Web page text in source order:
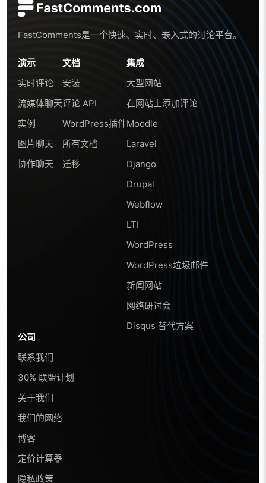
FastComments是一个快速、实时、嵌入式的讨论平台。
演示
实时评论
流媒体聊天
实例
图片聊天
协作聊天
文档
安装
评论 API
WordPress插件
所有文档
迁移
集成
大型网站
在网站上添加评论
Moodle
Laravel
Django
Drupal
Webflow
LTI
WordPress
WordPress垃圾邮件
新闻网站
网络研讨会
Disqus 替代方案
公司
联系我们
30% 联盟计划
关于我们
我们的网络
博客
定价计算器
隐私政策